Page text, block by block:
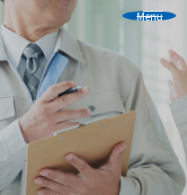
Menu